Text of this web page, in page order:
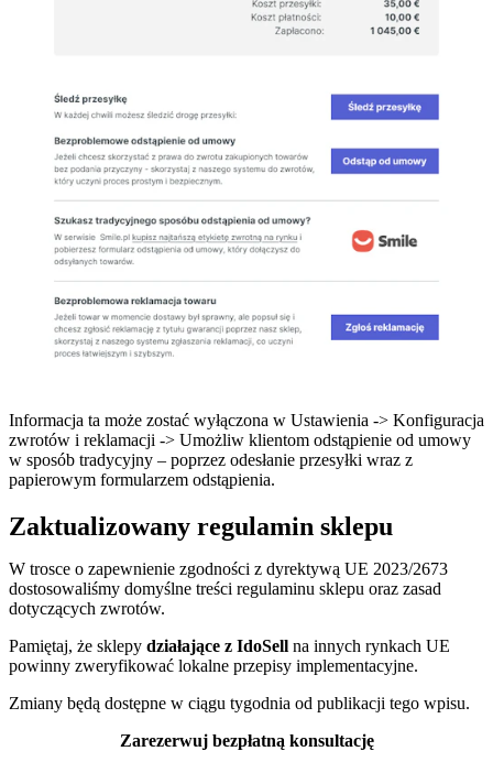
Informacja ta może zostać wyłączona w Ustawienia -> Konfiguracja
zwrotów i reklamacji -> Umożliw klientom odstąpienie od umowy
w sposób tradycyjny – poprzez odesłanie przesyłki wraz z
papierowym formularzem odstąpienia.
Zaktualizowany regulamin sklepu
W trosce o zapewnienie zgodności z dyrektywą UE 2023/2673
dostosowaliśmy domyślne treści regulaminu sklepu oraz zasad
dotyczących zwrotów.
Pamiętaj, że sklepy działające z IdoSell na innych rynkach UE
powinny zweryfikować lokalne przepisy implementacyjne.
Zmiany będą dostępne w ciągu tygodnia od publikacji tego wpisu.
Zarezerwuj bezpłatną konsultację